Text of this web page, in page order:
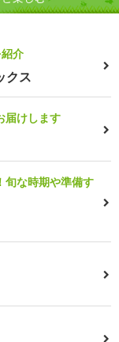
介
クス
届けします
旬な時期や準備す